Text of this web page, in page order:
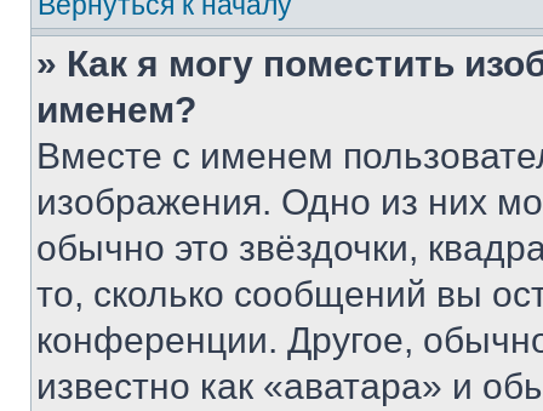
» Как я могу поместить
именем?
Вместе с именем
изображения. Одно из них
обычно это звёздочки,
то, сколько сообщений вы
конференции. Другое,
известно как «аватара» и